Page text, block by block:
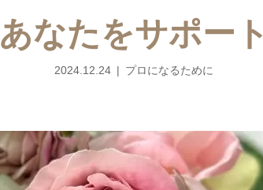
あなたをサポート
2024.12.24 プロになるために